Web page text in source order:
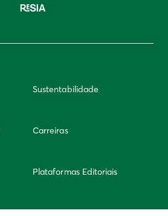
Sustentabilidade
Carreiras
Plataformas Editoriais
Integridade